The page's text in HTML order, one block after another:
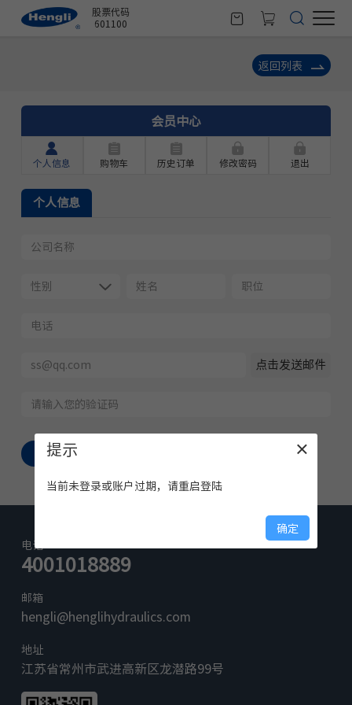
股票代码
601100
返回列表
会员中心
个人信息 购物车 历史订单 修改密码 退出
个人信息
点击发送邮件
保存
电话
4001018889
邮箱
hengli@henglihydraulics.com
地址
江苏省常州市武进高新区龙潜路99号
提示 ×
当前未登录或账户过期，请重启登陆
确定